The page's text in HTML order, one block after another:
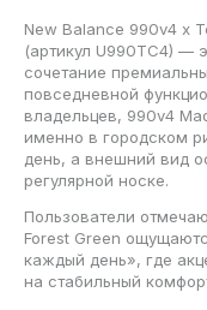
New Balance 990v4 x
(артикул U990TC4) —
сочетание
повседневной
владельцев, 990v4
именно в городском
день, а внешний вид
регулярной носке.
Пользователи
Forest Green
каждый день», где
на стабильный